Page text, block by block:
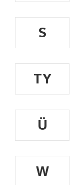
S
TY
Ü
W